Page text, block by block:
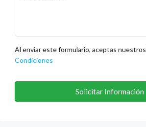
Al enviar este formulario, aceptas nuestros
Condiciones
Solicitar Información